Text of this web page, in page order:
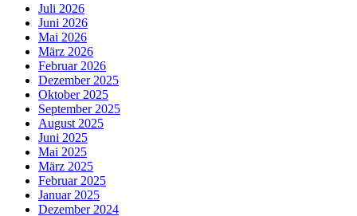
Juli 2026
Juni 2026
Mai 2026
März 2026
Februar 2026
Dezember 2025
Oktober 2025
September 2025
August 2025
Juni 2025
Mai 2025
März 2025
Februar 2025
Januar 2025
Dezember 2024